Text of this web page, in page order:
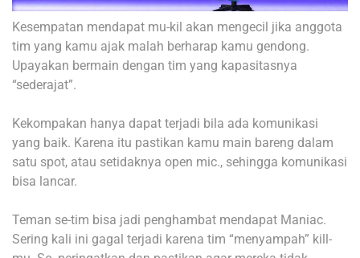
Kesempatan mendapat mu-kil akan mengecil jika anggota
tim yang kamu ajak malah berharap kamu gendong.
Upayakan bermain dengan tim yang kapasitasnya
“sederajat”.
Kekompakan hanya dapat terjadi bila ada komunikasi
yang baik. Karena itu pastikan kamu main bareng dalam
satu spot, atau setidaknya open mic., sehingga komunikasi
bisa lancar.
Teman se-tim bisa jadi penghambat mendapat Maniac.
Sering kali ini gagal terjadi karena tim “menyampah” kill-